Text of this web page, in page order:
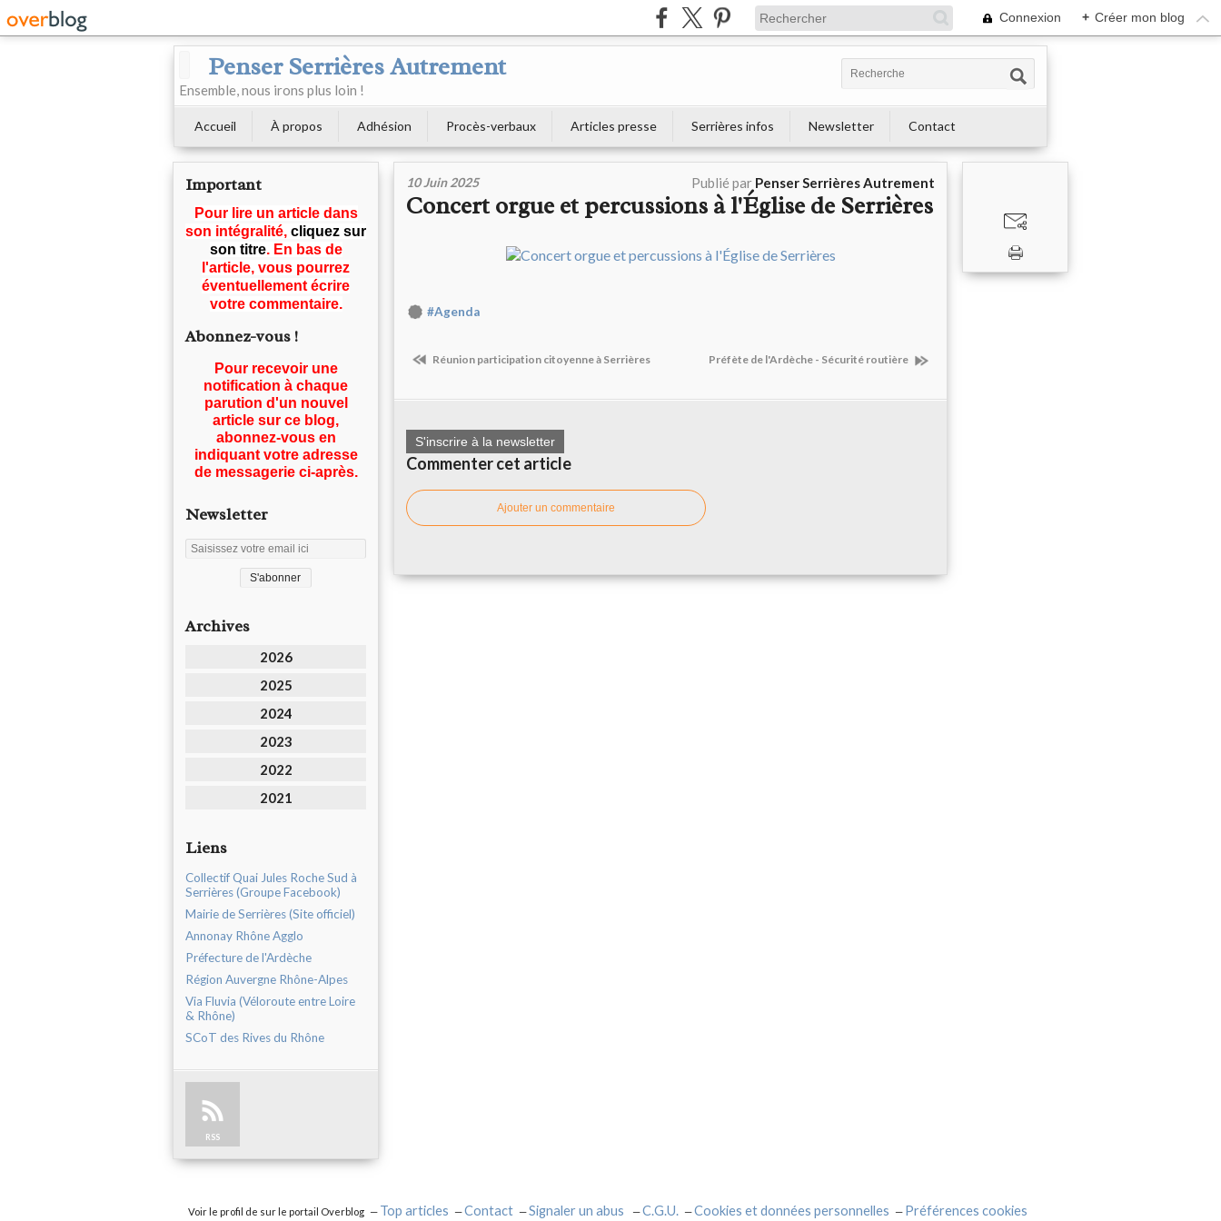
Connexion + Créer mon blog
Penser Serrières Autrement
Ensemble, nous irons plus loin !
Accueil À propos Adhésion Procès-verbaux Articles presse Serrières infos Newsletter Contact
Important
Pour lire un article dans
son intégralité, cliquez sur
son titre. En bas de
l'article, vous pourrez
éventuellement écrire
votre commentaire.
Abonnez-vous !
Pour recevoir une
notification à chaque
parution d'un nouvel
article sur ce blog,
abonnez-vous en
indiquant votre adresse
de messagerie ci-après.
Newsletter
Archives
2026
2025
2024
2023
2022
2021
Liens
Collectif Quai Jules Roche Sud à
Serrières (Groupe Facebook)
Mairie de Serrières (Site officiel)
Annonay Rhône Agglo
Préfecture de l'Ardèche
Région Auvergne Rhône-Alpes
Via Fluvia (Véloroute entre Loire
& Rhône)
SCoT des Rives du Rhône
RSS
10 Juin 2025 Publié par Penser Serrières Autrement
Concert orgue et percussions à l'Église de Serrières
#Agenda
Réunion participation citoyenne à Serrières Préfète de l'Ardèche - Sécurité routière
S'inscrire à la newsletter
Commenter cet article
Ajouter un commentaire
Voir le profil de sur le portail Overblog Top articles Contact Signaler un abus C.G.U. Cookies et données personnelles Préférences cookies